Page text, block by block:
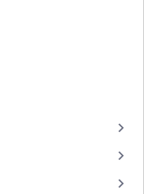
keyboard_arrow_right
keyboard_arrow_right
keyboard_arrow_right